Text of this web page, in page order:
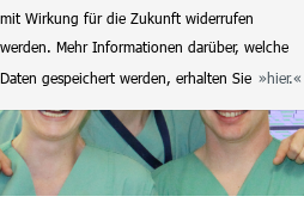
mit Wirkung für die Zukunft widerrufen
werden. Mehr Informationen darüber, welche
Daten gespeichert werden, erhalten Sie
hier.